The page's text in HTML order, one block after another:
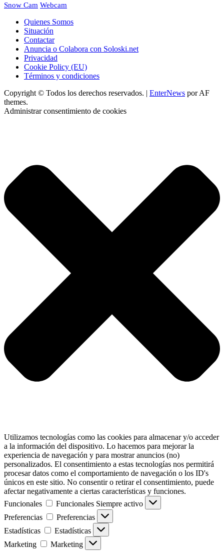
Snow Cam Webcam
Quienes Somos
Situación
Contactar
Anuncia o Colabora con Soloski.net
Privacidad
Cookie Policy (EU)
Términos y condiciones
Copyright © Todos los derechos reservados. | EnterNews por AF
themes.
Administrar consentimiento de cookies
Utilizamos tecnologías como las cookies para almacenar y/o acceder
a la información del dispositivo. Lo hacemos para mejorar la
experiencia de navegación y para mostrar anuncios (no)
personalizados. El consentimiento a estas tecnologías nos permitirá
procesar datos como el comportamiento de navegación o los ID's
únicos en este sitio. No consentir o retirar el consentimiento, puede
afectar negativamente a ciertas características y funciones.
Funcionales
Funcionales Siempre activo
Preferencias
Preferencias
Estadísticas
Estadísticas
Marketing
Marketing